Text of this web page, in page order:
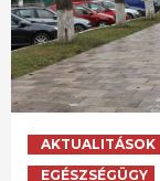
AKTUALITÁSOK
EGÉSZSÉGÜGY